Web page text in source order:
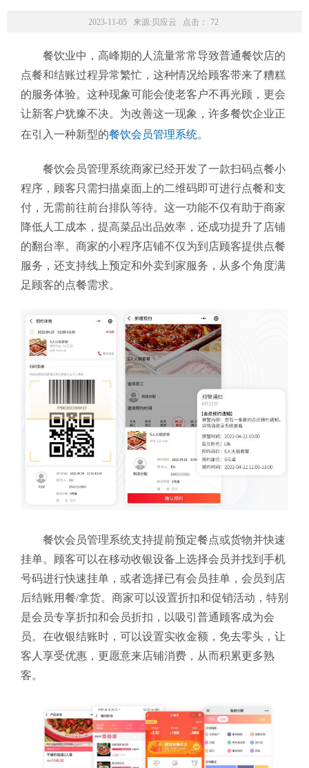
2023-11-05 来源: 贝应云 点击： 72
餐饮业中，高峰期的人流量常常导致普通餐饮店的
点餐和结账过程异常繁忙，这种情况给顾客带来了糟糕
的服务体验。这种现象可能会使老客户不再光顾，更会
让新客户犹豫不决。为改善这一现象，许多餐饮企业正
在引入一种新型的餐饮会员管理系统。
餐饮会员管理系统商家已经开发了一款扫码点餐小
程序，顾客只需扫描桌面上的二维码即可进行点餐和支
付，无需前往前台排队等待。这一功能不仅有助于商家
降低人工成本，提高菜品出品效率，还成功提升了店铺
的翻台率。商家的小程序店铺不仅为到店顾客提供点餐
服务，还支持线上预定和外卖到家服务，从多个角度满
足顾客的点餐需求。
餐饮会员管理系统支持提前预定餐点或货物并快速
挂单。顾客可以在移动收银设备上选择会员并找到手机
号码进行快速挂单，或者选择已有会员挂单，会员到店
后结账用餐/拿货。商家可以设置折扣和促销活动，特别
是会员专享折扣和会员折扣，以吸引普通顾客成为会
员。在收银结账时，可以设置实收金额，免去零头，让
客人享受优惠，更愿意来店铺消费，从而积累更多熟
客。